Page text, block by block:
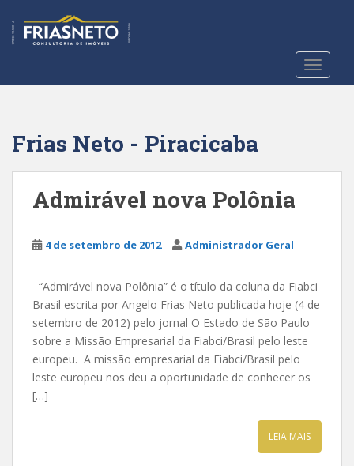
t
Frias Neto - Piracicaba
Admirável nova Polônia
4 de setembro de 2012 Administrador Geral
“Admirável nova Polônia” é o título da coluna da Fiabci
Brasil escrita por Angelo Frias Neto publicada hoje (4 de
setembro de 2012) pelo jornal O Estado de São Paulo
sobre a Missão Empresarial da Fiabci/Brasil pelo leste
europeu. A missão empresarial da Fiabci/Brasil pelo
leste europeu nos deu a oportunidade de conhecer os
[…]
LEIA MAIS